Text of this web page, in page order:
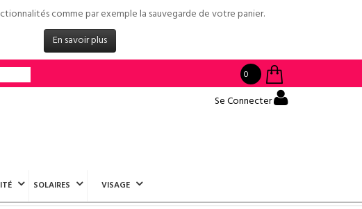
comme par exemple la sauvegarde de votre panier.
En savoir plus
0
Se Connecter
SOLAIRES VISAGE